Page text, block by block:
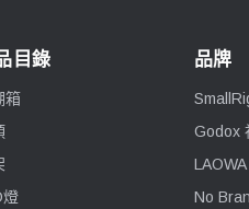
目錄
箱
燈
品牌
Godox
No